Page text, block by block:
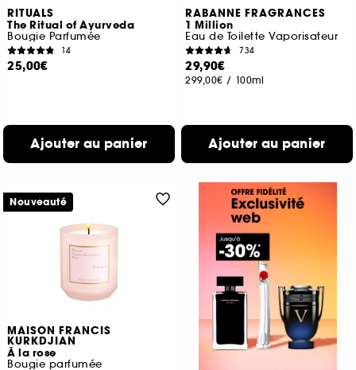
RITUALS
The Ritual of Ayurveda
Bougie Parfumée
14
25,00€
Ajouter au panier
RABANNE FRAGRANCES
1 Million
Eau de Toilette Vaporisateur
734
29,90€
299,00€ / 100ml
Ajouter au panier
MAISON FRANCIS
KURKDJIAN
À la rose
Bougie parfumée
Nouveauté